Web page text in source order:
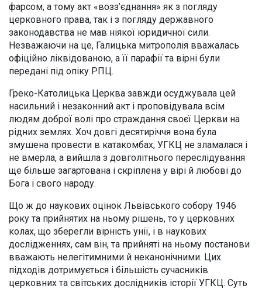
фарсом, а тому акт «возз’єднання» як з погляду
церковного права, так і з погляду державного
законодавства не мав ніякої юридичної сили.
Незважаючи на це, Галицька митрополія вважалась
офіційно ліквідованою, а її парафії та вірні були
передані під опіку РПЦ.
Греко-Католицька Церква завжди осуджувала цей
насильний і незаконний акт і проповідувала всім
людям доброї волі про страждання своєї Церкви на
рідних землях. Хоч довгі десятиріччя вона була
змушена провести в катакомбах, УГКЦ не зламалася і
не вмерла, а вийшла з довголітнього переслідування
ще більше загартована і скріплена у вірі й любові до
Бога і свого народу.
Що ж до наукових оцінок Львівського собору 1946
року та прийнятих на ньому рішень, то у церковних
колах, що зберегли вірність унії, і в наукових
дослідженнях, сам він, та прийняті на ньому постанови
вважають нелегітимними й неканонічними. Цих
підходів дотримується і більшість сучасників
церковних та світських дослідників історії УГКЦ. Суть